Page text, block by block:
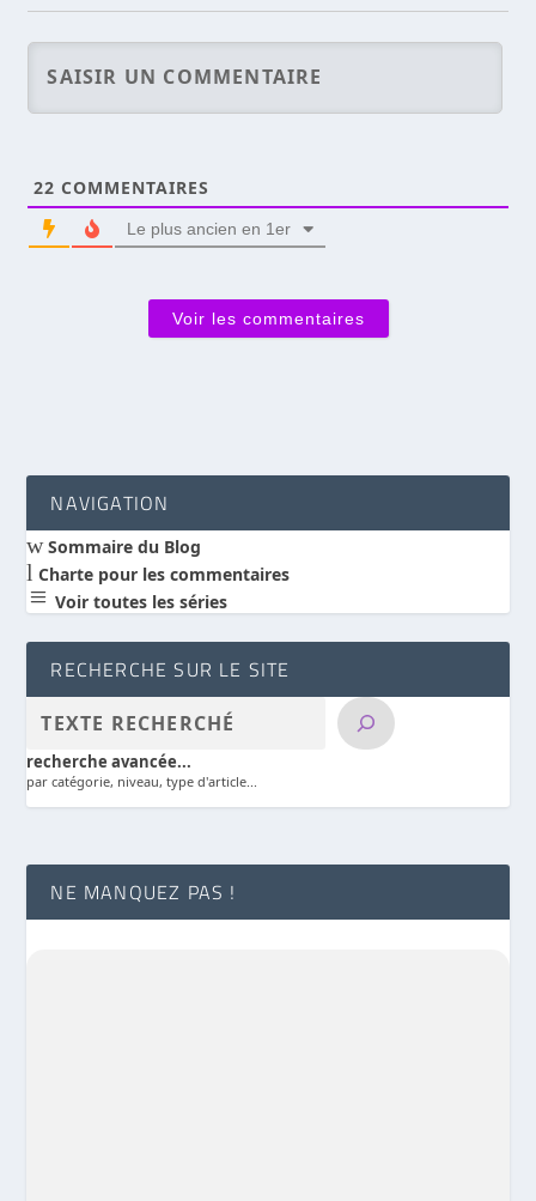
22 COMMENTAIRES
Le plus ancien en 1er
Voir les commentaires
NAVIGATION
wSommaire du Blog
l Charte pour les commentaires
a Voir toutes les séries
RECHERCHE SUR LE SITE
recherche avancée...
par catégorie, niveau, type d'article...
NE MANQUEZ PAS !